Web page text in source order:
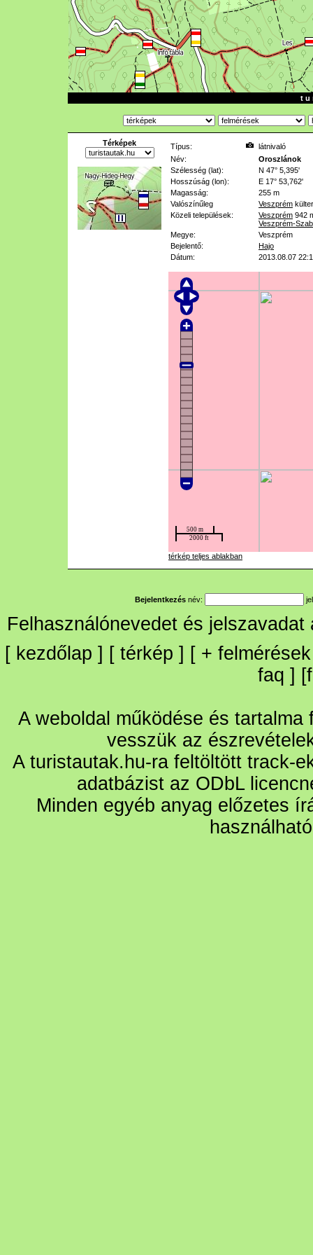
t u
Térképek Típus:
látnivaló
Név:
Oroszlánok
Szélesség (lat):
N 47° 5,395'
Hosszúság (lon):
E 17° 53,762'
Magasság:
255 m
Valószínűleg
Veszprém
Közeli települések:
Veszprém 942
Veszprém-
Megye:
Veszprém
Bejelentő:
Hajo
Dátum:
2013.08.07
térkép teljes ablakban
Bejelentkezés név:
Felhasználónevedet és
[ kezdőlap ] [ térkép ] [ + felmérések
faq ] [
A weboldal működése és
vesszük az
A turistautak.hu-ra feltöltött track-
adatbázist az ODbL
Minden egyéb anyag előzetes